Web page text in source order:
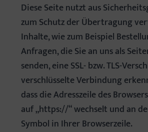
Diese Seite nutzt aus
zum Schutz der Übertragung
Inhalte, wie zum Beispiel
Anfragen, die Sie an uns als
senden, eine SSL- bzw. TLS-
verschlüsselte Verbindung
dass die Adresszeile des
auf „https://“ wechselt und an
Symbol in Ihrer Browserzeile.